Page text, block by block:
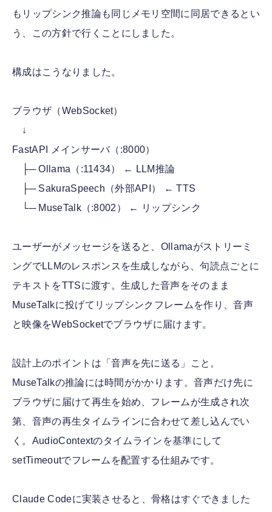
もリップシンク推論も同じメモリ空間に同居できるとい
う、この方針で行くことにしました。
構成はこうなりました。
ブラウザ（WebSocket）
↓
FastAPI メインサーバ（:8000）
├─ Ollama（:11434） ← LLM推論
├─ SakuraSpeech（外部API） ← TTS
└─ MuseTalk（:8002） ← リップシンク
ユーザーがメッセージを送ると、Ollamaがストリーミ
ングでLLMのレスポンスを生成しながら、句読点ごとに
テキストをTTSに渡す。生成した音声をそのまま
MuseTalkに投げてリップシンクフレームを作り、音声
と映像をWebSocketでブラウザに届けます。
設計上のポイントは「音声を先に送る」こと。
MuseTalkの推論には時間がかかります。音声だけ先に
ブラウザに届けて再生を始め、フレームが生成され次
第、音声の再生タイムラインに合わせて差し込んでい
く。AudioContextのタイムラインを基準にして
setTimeoutでフレームを配置する仕組みです。
Claude Codeに実装させると、骨格はすぐできました